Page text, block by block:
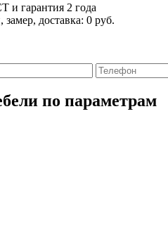
и гарантия 2 года
доставка: 0 руб.
по параметрам